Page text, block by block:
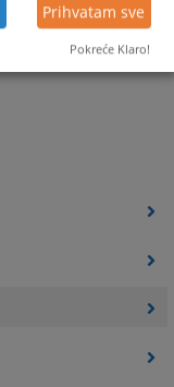
Prihvatam sve
Pokreće Klaro!